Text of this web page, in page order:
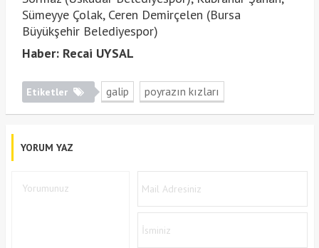
Sümeyye Çolak, Ceren Demirçelen (Bursa
Büyükşehir Belediyespor)
Haber: Recai UYSAL
Etiketler galip poyrazın kızları
YORUM YAZ